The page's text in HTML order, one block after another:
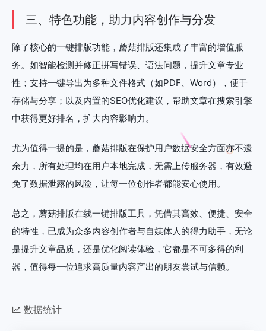
三、特色功能，助力内容创作与分发
除了核心的一键排版功能，蘑菇排版还集成了丰富的增值服
务。如智能检测并修正拼写错误、语法问题，提升文章专业
性；支持一键导出为多种文件格式（如PDF、Word），便于
存储与分享；以及内置的SEO优化建议，帮助文章在搜索引擎
中获得更好排名，扩大内容影响力。
尤为值得一提的是，蘑菇排版在保护用户数据安全方面亦不遗
余力，所有处理均在用户本地完成，无需上传服务器，有效避
免了数据泄露的风险，让每一位创作者都能安心使用。
总之，蘑菇排版在线一键排版工具，凭借其高效、便捷、安全
的特性，已成为众多内容创作者与自媒体人的得力助手，无论
是提升文章品质，还是优化阅读体验，它都是不可多得的利
器，值得每一位追求高质量内容产出的朋友尝试与信赖。
数据统计